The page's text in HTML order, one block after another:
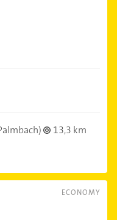
13,3 km
ECONOMY